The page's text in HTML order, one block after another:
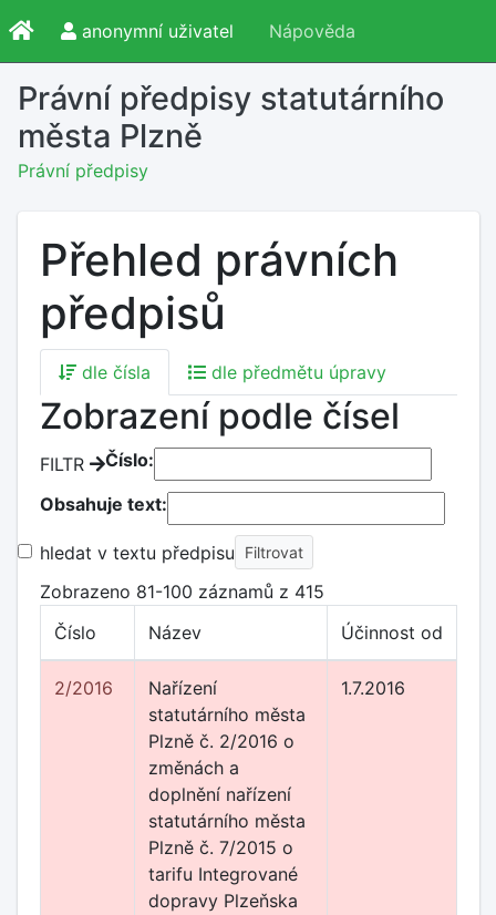
Nápověda
anonymní uživatel
Právní předpisy statutárního
města Plzně
Právní předpisy
Přehled právních
předpisů
dle čísla dle předmětu úpravy
Zobrazení podle čísel
FILTR
Číslo:
Obsahuje text:
hledat v textu předpisu
Zobrazeno 81-100 záznamů z 415
Číslo
Název Účinnost od
2/2016
Nařízení
statutárního města
Plzně č. 2/2016 o
změnách a
doplnění nařízení
statutárního města
Plzně č. 7/2015 o
tarifu Integrované
dopravy Plzeňska
1.7.2016